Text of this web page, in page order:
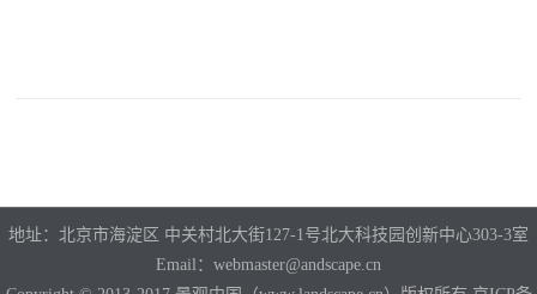
地址：北京市海淀区 中关村北大街127-1号北大科技园创新中心303-3室
Email：webmaster@andscape.cn